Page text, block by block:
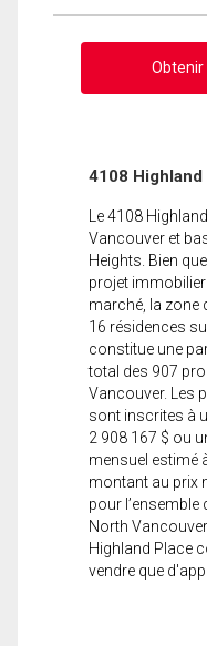
4108 Highland
Le 4108
Vancouver et
Heights. Bien
projet
marché, la zone
16 résidences
constitue une
total des 907
Vancouver. Les
sont inscrites à
2 908 167 $ ou
mensuel estimé
montant au prix
pour l’ensemble
North
Highland Place
vendre que